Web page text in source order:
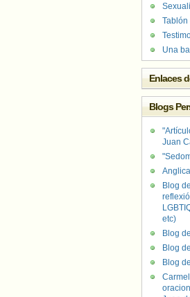
Tablón
Una
Enlaces
Blogs
Juan
Blog
etc)
Blog
Blog
Blog